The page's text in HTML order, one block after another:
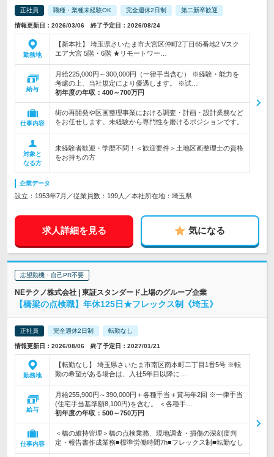
正社員 職種・業種未経験OK 完全週休2日制 第二新卒歓迎
情報更新日：2026/03/06 終了予定日：2026/08/24
勤務地
【新本社】 埼玉県さいたま市大宮区仲町2丁目65番地2 Vスク
エア大宮 5階・6階 ★リモートワー…
給与
月給225,000円～300,000円（一律手当含む） ※経験・能力を
考慮の上、当社規定により優遇します。 ※試…
初年度の年収： 400～700万円
仕事内容
街の再開発や区画整理事業における調査・計画・設計業務など
をお任せします。未経験から専門性を磨けるポジションです。
対象と
なる方
未経験者歓迎・学歴不問！＜歓迎要件＞土地区画整理士の資格
をお持ちの方
企業データ
設立：1953年7月／従業員数：199人／本社所在地：埼玉県
求人詳細を見る 気になる
志望動機・自己PR不要
NEテクノ株式会社 | 東証スタンダード上場のグループ企業
【橋梁の点検職】年休125日★フレックス制《埼玉》
正社員 完全週休2日制 転勤なし
情報更新日：2026/08/06 終了予定日：2027/01/21
勤務地
【転勤なし】 埼玉県さいたま市南区南本町二丁目1番5号 ※転
勤の希望がある場合は、入社5年目以降に…
給与
月給255,900円～390,000円＋各種手当＋賞与年2回 ※一律手当
(住宅手当基準額8,100円)を含む。 ＜各種手…
初年度の年収： 500～750万円
仕事内容
＜橋の維持管理＞橋の点検業務、現地調査・損傷の深刻度判
定・報告書作成業務■標準労働時間7h■フレックス制■転勤なし